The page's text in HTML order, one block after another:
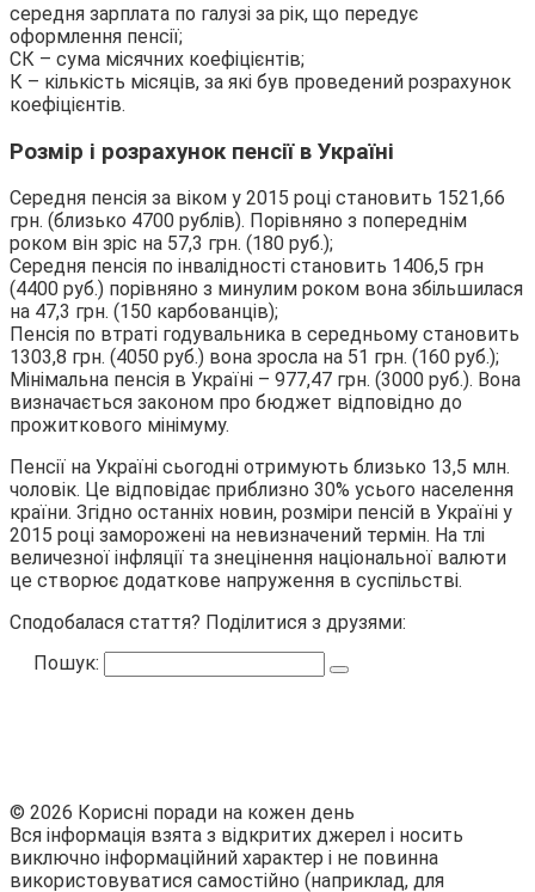
середня зарплата по галузі за рік, що передує
оформлення пенсії;
СК – сума місячних коефіцієнтів;
К – кількість місяців, за які був проведений розрахунок
коефіцієнтів.
Розмір і розрахунок пенсії в Україні
Середня пенсія за віком у 2015 році становить 1521,66
грн. (близько 4700 рублів). Порівняно з попереднім
роком він зріс на 57,3 грн. (180 руб.);
Середня пенсія по інвалідності становить 1406,5 грн
(4400 руб.) порівняно з минулим роком вона збільшилася
на 47,3 грн. (150 карбованців);
Пенсія по втраті годувальника в середньому становить
1303,8 грн. (4050 руб.) вона зросла на 51 грн. (160 руб.);
Мінімальна пенсія в Україні – 977,47 грн. (3000 руб.). Вона
визначається законом про бюджет відповідно до
прожиткового мінімуму.
Пенсії на Україні сьогодні отримують близько 13,5 млн.
чоловік. Це відповідає приблизно 30% усього населення
країни. Згідно останніх новин, розміри пенсій в Україні у
2015 році заморожені на невизначений термін. На тлі
величезної інфляції та знецінення національної валюти
це створює додаткове напруження в суспільстві.
Сподобалася стаття? Поділитися з друзями:
Пошук:
© 2026 Корисні поради на кожен день
Вся інформація взята з відкритих джерел і носить
виключно інформаційний характер і не повинна
використовуватися самостійно (наприклад, для